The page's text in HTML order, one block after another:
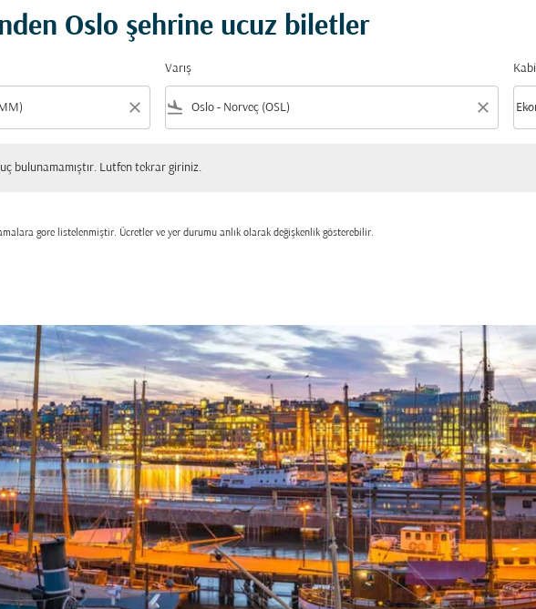
Oslo şehrine ucuz biletler
close
Varış
flight_land close keyboard_arrow_down
bulunamamıştır. Lutfen tekrar giriniz.
gore listelenmiştir. Ücretler ve yer durumu anlık olarak değişkenlik gösterebilir.